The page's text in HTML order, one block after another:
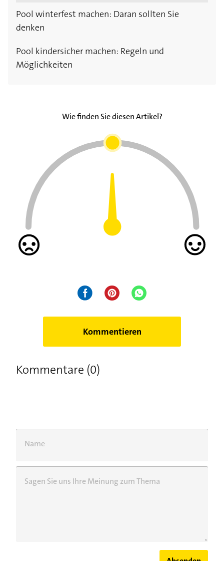
Pool winterfest machen: Daran sollten Sie
denken
Pool kindersicher machen: Regeln und
Möglichkeiten
Wie finden Sie diesen Artikel?
Kommentieren
Kommentare (0)
Name
Sagen Sie uns Ihre Meinung zum Thema